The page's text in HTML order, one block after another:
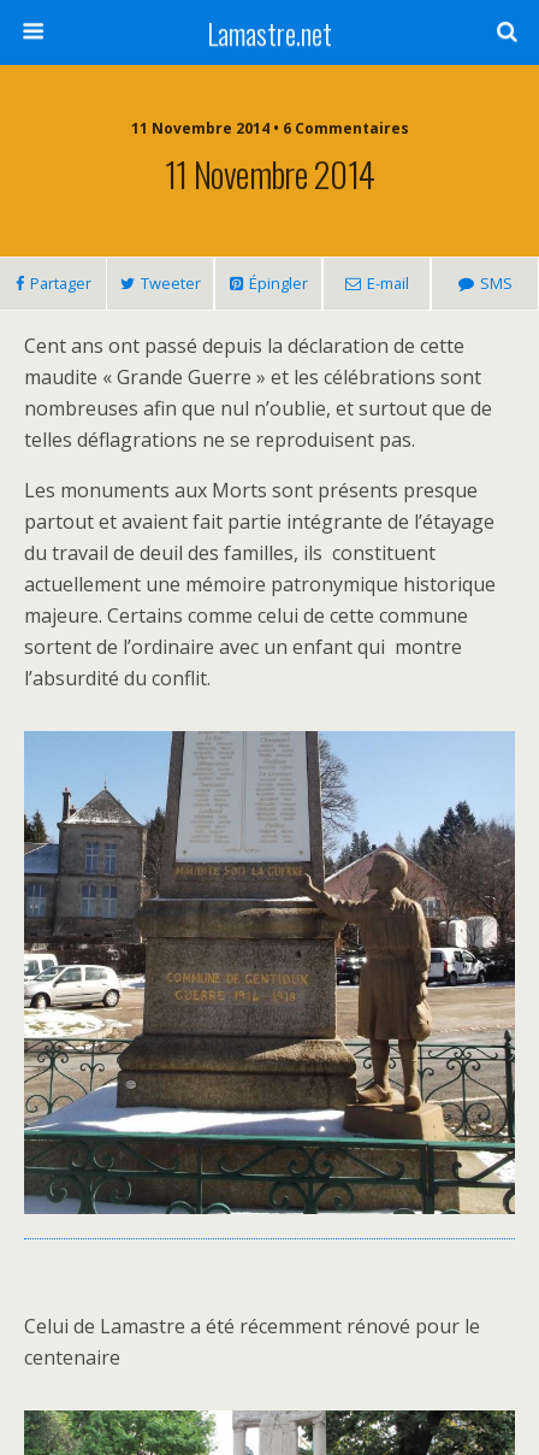
Lamastre.net
11 Novembre 2014 • 6 Commentaires
11 Novembre 2014
Partager Tweeter Épingler E-mail SMS
Cent ans ont passé depuis la déclaration de cette
maudite « Grande Guerre » et les célébrations sont
nombreuses afin que nul n’oublie, et surtout que de
telles déflagrations ne se reproduisent pas.
Les monuments aux Morts sont présents presque
partout et avaient fait partie intégrante de l’étayage
du travail de deuil des familles, ils constituent
actuellement une mémoire patronymique historique
majeure. Certains comme celui de cette commune
sortent de l’ordinaire avec un enfant qui montre
l’absurdité du conflit.
Celui de Lamastre a été récemment rénové pour le
centenaire